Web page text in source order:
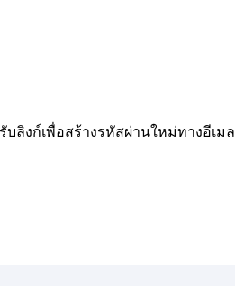
ลิงก์เพื่อสร้างรหัสผ่านใหม่ทางอีเมล